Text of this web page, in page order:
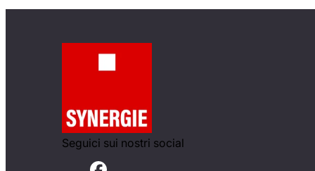
Seguici sui nostri social